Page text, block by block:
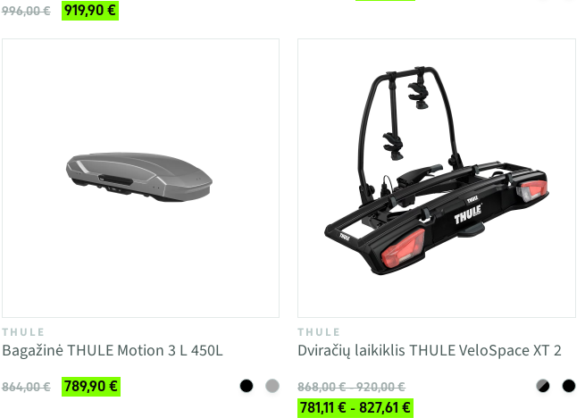
996,00 € 919,90 €
THULE
Bagažinė THULE Motion 3 L 450L
864,00 € 789,90 €
THULE
Dviračių laikiklis THULE VeloSpace XT 2
868,00 € - 920,00 €
781,11 € - 827,61 €